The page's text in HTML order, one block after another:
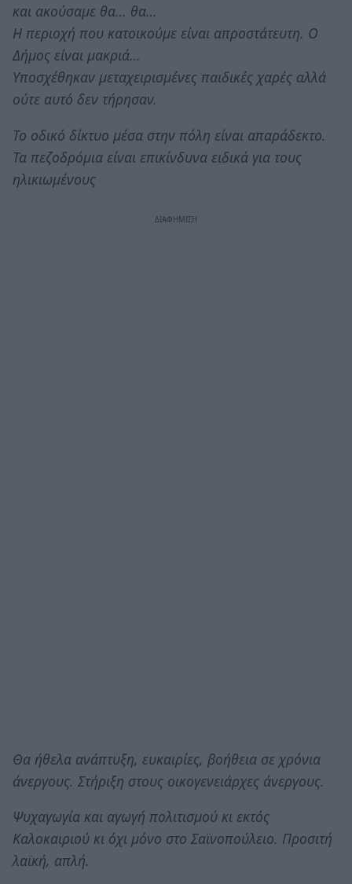
και ακούσαμε θα… θα…
Η περιοχή που κατοικούμε είναι απροστάτευτη. Ο
Δήμος είναι μακριά…
Υποσχέθηκαν μεταχειρισμένες παιδικές χαρές αλλά
ούτε αυτό δεν τήρησαν.
Το οδικό δίκτυο μέσα στην πόλη είναι απαράδεκτο.
Τα πεζοδρόμια είναι επικίνδυνα ειδικά για τους
ηλικιωμένους
Θα ήθελα ανάπτυξη, ευκαιρίες, βοήθεια σε χρόνια
άνεργους. Στήριξη στους οικογενειάρχες άνεργους.
Ψυχαγωγία και αγωγή πολιτισμού κι εκτός
Καλοκαιριού κι όχι μόνο στο Σαϊνοπούλειο. Προσιτή
λαϊκή, απλή.